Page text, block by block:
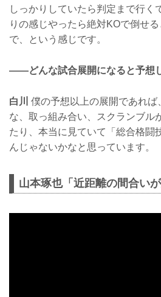
しっかりしていたら判定まで行く
りの感じやったら絶対KOで倒せ
で、という感じです。
——どんな試合展開になると予想
白川
僕の予想以上の展開であれば
な、取っ組み合い、スクランブル
たり、本当に見ていて「総合格闘
んじゃないかなと思っています。
山本琢也「近距離の間合い